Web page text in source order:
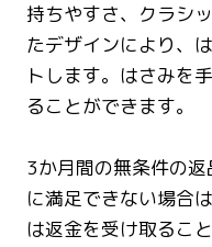
持ちやすさ、クラシ
たデザインにより、
トします。はさみを
ることができます。
3か月間の無条件の
に満足できない場合
は返金を受け取るこ